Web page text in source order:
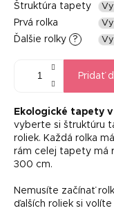
Štruktúra tapety
Prvá rolka
Ďalšie rolky
?
Pridať
Ekologické tapety
vyberte si štruktúru
roliek. Každá rolka
rám celej tapety má
300 cm.
Nemusíte začínať
ďalších roliek si volíte